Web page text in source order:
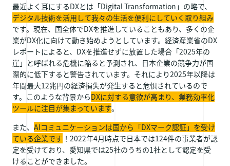
最近よく耳にするDXとは「Digital Transformation」の略で、
デジタル技術を活用して我々の生活を便利にしていく取り組み
です。現在、国全体でDXを推進していることもあり、多くの企
業がDX化に向けて動き始めようとしています。経済産業省のDX
レポートによると、DXを推進せずに放置した場合「2025年の
崖」と呼ばれる危機に陥ると予測され、日本企業の競争力が国
際的に低下すると警告されています。それにより2025年以降は
年間最大12兆円の経済損失が発生すると危惧されているので
す。このような背景からDXに対する意欲が高まり、業務効率化
ツールに注目が集まっています。
また、 AIコミュニケーションは国から「DXマーク認証」を受け
ている企業です ！2022年4月時点で日本では124件の事業者が認
定を受けており、愛知県では25社のうちの1社として認定を受
けることができました。